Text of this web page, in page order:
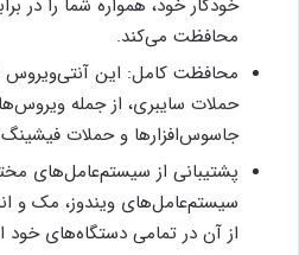
خودکار خود، همواره شما را در
محافظت می‌کند.
محافظت کامل: این آنتی‌ویروس
حملات سایبری، از جمله ویروس‌ها،
جاسوس‌افزارها و حملات
سیستم‌عامل‌های ویندوز، مک و
از آن در تمامی دستگاه‌های خود